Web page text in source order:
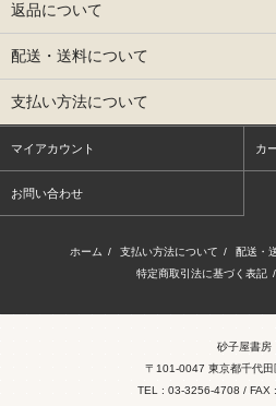
返品について
配送・送料について
支払い方法について
マイアカウント カ
お問い合わせ
ホーム / 支払い方法について / 配送・
特定商取引法に基づく表記 /
砂子屋書房
〒101-0047 東京都千代田
TEL : 03-3256-4708 / FAX